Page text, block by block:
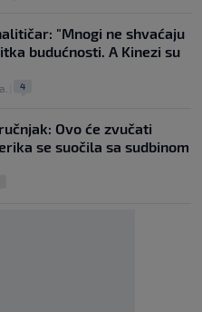
"Mnogi ne shvaćaju
budućnosti. A Kinezi su
4
Ovo će zvučati
se suočila sa sudbinom